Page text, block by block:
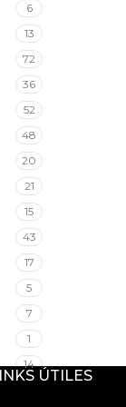
6
13
72
36
52
48
20
21
15
43
17
5
7
1
14
ÚTILES